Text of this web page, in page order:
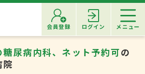
会員登録 ログイン メニュー
尿病内科、ネット予約可の
院